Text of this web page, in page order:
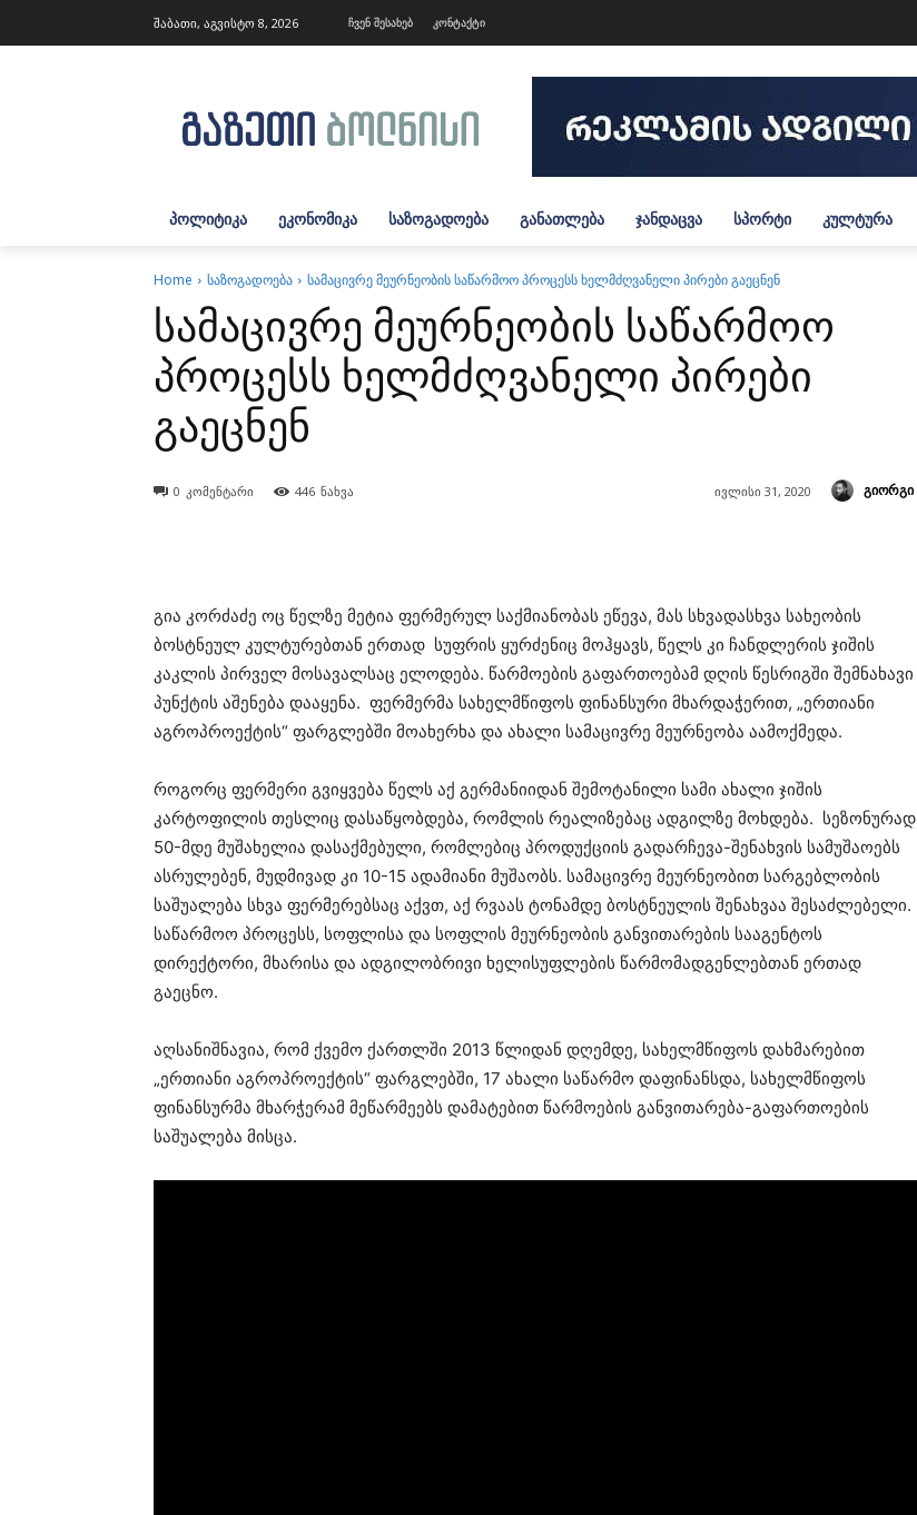
შაბათი, აგვისტო 8, 2026 ჩვენ შესახებ კონტაქტი
ᲞᲝᲚᲘᲢᲘᲙᲐ ᲔᲙᲝᲜᲝᲛᲘᲙᲐ ᲡᲐᲖᲝᲒᲐᲓᲝᲔᲑᲐ ᲒᲐᲜᲐᲗᲚᲔᲑᲐ ᲯᲐᲜᲓᲐᲪᲕᲐ ᲡᲞᲝᲠᲢᲘ ᲙᲣᲚᲢᲣᲠᲐ
Home საზოგადოება სამაცივრე მეურნეობის საწარმოო პროცესს ხელმძღვანელი პირები გაეცნენ
სამაცივრე მეურნეობის საწარმოო
პროცესს ხელმძღვანელი პირები
გაეცნენ
გიორგი
ივლისი 31, 2020
0 კომენტარი 446 ნახვა
გია კორძაძე ოც წელზე მეტია ფერმერულ საქმიანობას ეწევა, მას სხვადასხვა სახეობის
ბოსტნეულ კულტურებთან ერთად სუფრის ყურძენიც მოჰყავს, წელს კი ჩანდლერის ჯიშის
კაკლის პირველ მოსავალსაც ელოდება. წარმოების გაფართოებამ დღის წესრიგში შემნახავი
პუნქტის აშენება დააყენა. ფერმერმა სახელმწიფოს ფინანსური მხარდაჭერით, „ერთიანი
აგროპროექტის“ ფარგლებში მოახერხა და ახალი სამაცივრე მეურნეობა აამოქმედა.
როგორც ფერმერი გვიყვება წელს აქ გერმანიიდან შემოტანილი სამი ახალი ჯიშის
კარტოფილის თესლიც დასაწყობდება, რომლის რეალიზებაც ადგილზე მოხდება. სეზონურად
50-მდე მუშახელია დასაქმებული, რომლებიც პროდუქციის გადარჩევა-შენახვის სამუშაოებს
ასრულებენ, მუდმივად კი 10-15 ადამიანი მუშაობს. სამაცივრე მეურნეობით სარგებლობის
საშუალება სხვა ფერმერებსაც აქვთ, აქ რვაას ტონამდე ბოსტნეულის შენახვაა შესაძლებელი.
საწარმოო პროცესს, სოფლისა და სოფლის მეურნეობის განვითარების სააგენტოს
დირექტორი, მხარისა და ადგილობრივი ხელისუფლების წარმომადგენლებთან ერთად
გაეცნო.
აღსანიშნავია, რომ ქვემო ქართლში 2013 წლიდან დღემდე, სახელმწიფოს დახმარებით
„ერთიანი აგროპროექტის“ ფარგლებში, 17 ახალი საწარმო დაფინანსდა, სახელმწიფოს
ფინანსურმა მხარჭერამ მეწარმეებს დამატებით წარმოების განვითარება-გაფართოების
საშუალება მისცა.